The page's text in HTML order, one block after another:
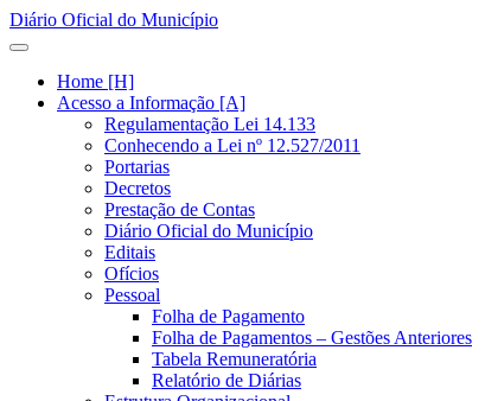
Diário Oficial do Município
Home [H]
Acesso a Informação [A]
Regulamentação Lei 14.133
Conhecendo a Lei nº 12.527/2011
Portarias
Decretos
Prestação de Contas
Diário Oficial do Município
Editais
Ofícios
Pessoal
Folha de Pagamento
Folha de Pagamentos – Gestões Anteriores
Tabela Remuneratória
Relatório de Diárias